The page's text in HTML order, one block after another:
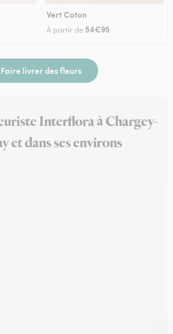
Vert Coton
À partir de 54€95
Faire livrer des fleurs
Interflora à Chargey-
et dans ses environs